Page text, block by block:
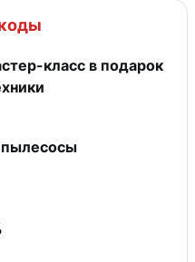
класс в подарок
пылесосы